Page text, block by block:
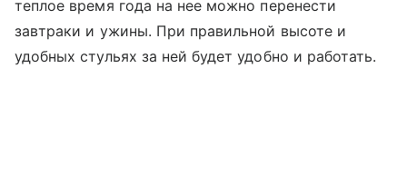
теплое время года на нее можно перенести
завтраки и ужины. При правильной высоте и
удобных стульях за ней будет удобно и работать.